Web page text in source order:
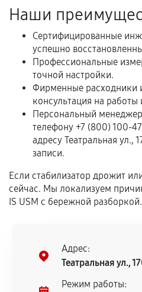
Программные сбои, если
Если
самостоятельно
Гарантия на
сохраняться полностью
соблюдены следующие
техническим
дефектов.
Установка была
остается на стороне
продавца. За качество
сервисный центр
Наши
Сертифицированные
успешно
Профессиональные
точной настройки.
Фирменные расходники
консультация на работы
Персональный
телефону +7 (800) 100-
адресу Театральная ул.,
записи.
Если стабилизатор дрожит
сейчас. Мы локализуем
IS USM с бережной разборкой.
Адрес:
Театральная ул.,
Режим работы: